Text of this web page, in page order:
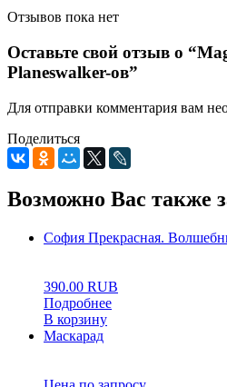
Отзывов пока нет
Оставьте свой отзыв о
Planeswalker-ов”
Для отправки комментария вам
Поделиться
Возможно Вас также
София Прекрасная.
390.00 RUB
Подробнее
В корзину
Маскарад